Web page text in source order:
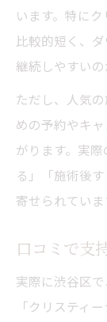
います。特に
比較的短く、
継続しやすいの
ただし、人気
めの予約やキ
がります。実
る」「施術後
寄せられていま
口コミで支
実際に渋谷区
「クリスティ